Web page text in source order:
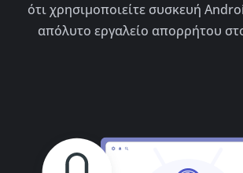
ότι χρησιμοποιείτε συσκευή
απόλυτο εργαλείο απορρήτου